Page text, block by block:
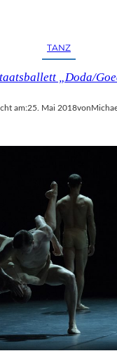
TANZ
„Doda/
am:25. Mai 2018von